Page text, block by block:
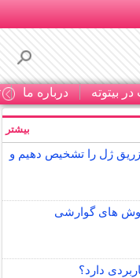
در بیتوته درباره ما
ژل را تشخیص دهیم و
های گوارشی
دارد؟
بیشتر